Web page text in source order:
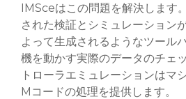
IMSceはこの問題を解決します
された検証とシミュレーション
よって生成されるようなツール
機を動かす実際のデータのチェ
トローラエミュレーションはマ
Mコードの処理を提供します。